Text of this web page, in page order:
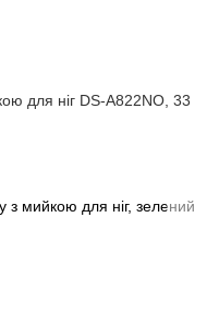
для ніг DS-A822NO, 33